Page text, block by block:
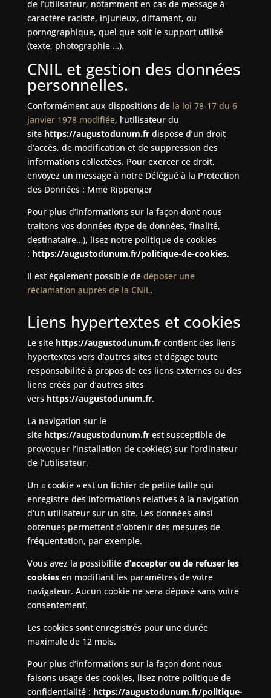
de l’utilisateur, notamment en cas de message à
caractère raciste, injurieux, diffamant, ou
pornographique, quel que soit le support utilisé
(texte, photographie …).
CNIL et gestion des données
personnelles.
Conformément aux dispositions de la loi 78-17 du 6
janvier 1978 modifiée, l’utilisateur du
site https://augustodunum.fr dispose d’un droit
d’accès, de modification et de suppression des
informations collectées. Pour exercer ce droit,
envoyez un message à notre Délégué à la Protection
des Données : Mme Rippenger
Pour plus d’informations sur la façon dont nous
traitons vos données (type de données, finalité,
destinataire…), lisez notre politique de cookies
: https://augustodunum.fr/politique-de-cookies.
Il est également possible de déposer une
réclamation auprès de la CNIL.
Liens hypertextes et cookies
Le site https://augustodunum.fr contient des liens
hypertextes vers d’autres sites et dégage toute
responsabilité à propos de ces liens externes ou des
liens créés par d’autres sites
vers https://augustodunum.fr.
La navigation sur le
site https://augustodunum.fr est susceptible de
provoquer l’installation de cookie(s) sur l’ordinateur
de l’utilisateur.
Un « cookie » est un fichier de petite taille qui
enregistre des informations relatives à la navigation
d’un utilisateur sur un site. Les données ainsi
obtenues permettent d’obtenir des mesures de
fréquentation, par exemple.
Vous avez la possibilité d’accepter ou de refuser les
cookies en modifiant les paramètres de votre
navigateur. Aucun cookie ne sera déposé sans votre
consentement.
Les cookies sont enregistrés pour une durée
maximale de 12 mois.
Pour plus d’informations sur la façon dont nous
faisons usage des cookies, lisez notrepolitique de
confidentialité : https://augustodunum.fr/politique-